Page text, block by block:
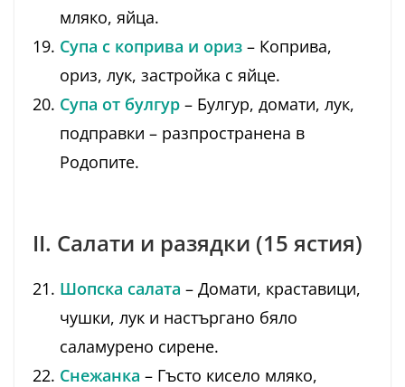
мляко, яйца.
Супа с коприва и ориз – Коприва,
ориз, лук, застройка с яйце.
Супа от булгур – Булгур, домати, лук,
подправки – разпространена в
Родопите.
II. Салати и разядки (15 ястия)
Шопска салата – Домати, краставици,
чушки, лук и настъргано бяло
саламурено сирене.
Снежанка – Гъсто кисело мляко,